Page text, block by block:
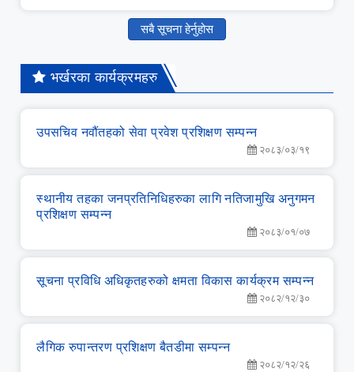
सबै सूचना हेर्नुहोस
भर्खरका कार्यक्रमहरु
उपसचिव नवौंतहको सेवा प्रवेश प्रशिक्षण सम्‍पन्‍न
२०८३/०३/१९
स्‍थानीय तहका जनप्रतिनिधिहरुका लागि नतिजामुखि अनुगमन
प्रशिक्षण सम्‍पन्‍न
२०८३/०१/०७
सूचना प्रविधि अधिकृतहरुको क्षमता विकास कार्यक्रम सम्‍पन्‍न
२०८२/१२/३०
लै‌गिक रुपान्‍तरण प्रशिक्षण बैतडीमा सम्‍पन्‍न
२०८२/१२/२६